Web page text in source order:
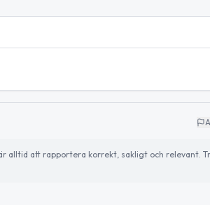
alltid att rapportera korrekt, sakligt och relevant.